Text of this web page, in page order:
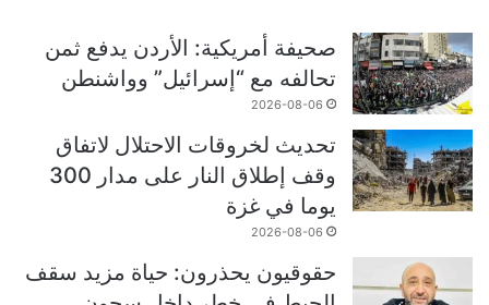
صحيفة أمريكية: الأردن يدفع ثمن
تحالفه مع “إسرائيل” وواشنطن
2026-08-06
تحديث لخروقات الاحتلال لاتفاق
وقف إطلاق النار على مدار 300
يوما في غزة
2026-08-06
حقوقيون يحذرون: حياة مزيد سقف